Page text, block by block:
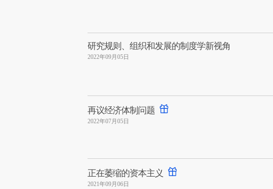
研究规则、组织和发展的制度学新视角
2022年09月05日
再议经济体制问题
2022年07月05日
正在萎缩的资本主义
2021年09月06日